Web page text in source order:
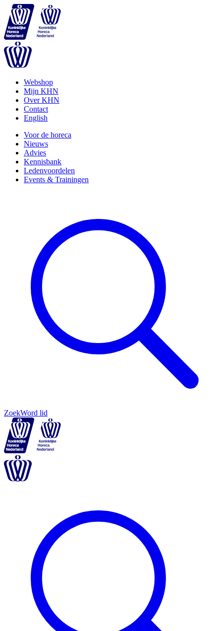
Webshop
Mijn KHN
Over KHN
Contact
English
Voor de horeca
Nieuws
Advies
Kennisbank
Ledenvoordelen
Events & Trainingen
ZoekWord lid